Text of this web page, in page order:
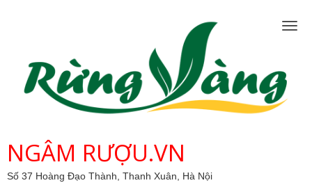
NGÂM RƯỢU.VN
Số 37 Hoàng Đạo Thành, Thanh Xuân, Hà Nội